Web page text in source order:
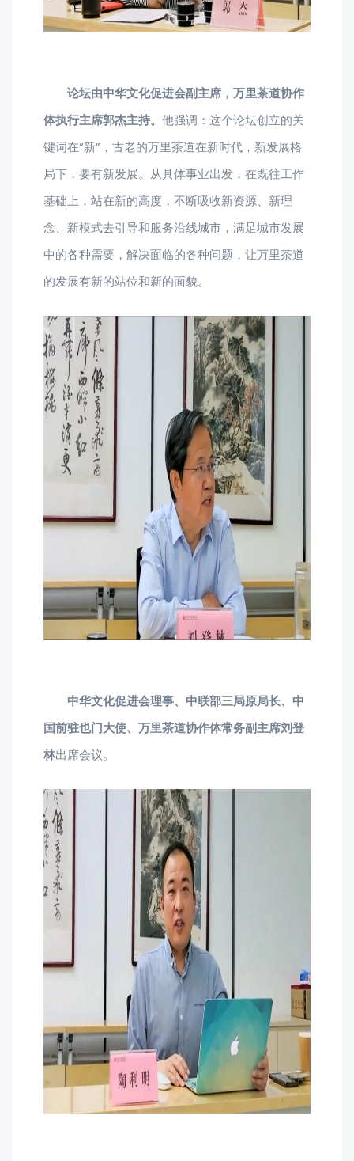
论坛由中华文化促进会副主席，万里茶道协作
体执行主席郭杰主持。 他强调：这个论坛创立的关
键词在“新”，古老的万里茶道在新时代，新发展格
局下，要有新发展。从具体事业出发，在既往工作
基础上，站在新的高度，不断吸收新资源、新理
念、新模式去引导和服务沿线城市，满足城市发展
中的各种需要，解决面临的各种问题，让万里茶道
的发展有新的站位和新的面貌。
中华文化促进会理事、中联部三局原局长、中
国前驻也门大使、万里茶道协作体常务副主席刘登
林出席会议。